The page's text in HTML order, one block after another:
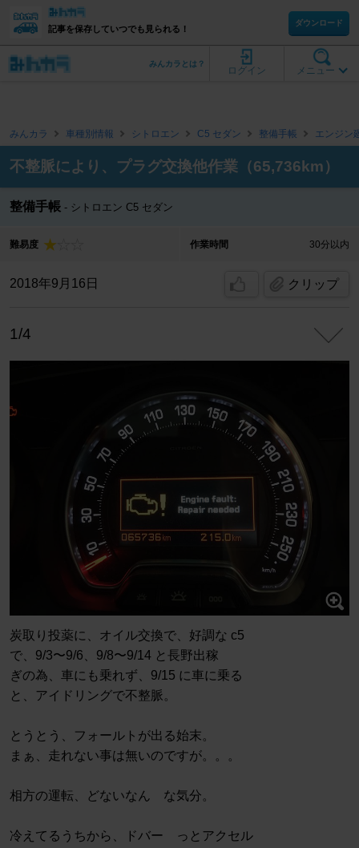
記事を保存していつでも見られる！
ダウンロード
メニュー
ログイン
みんカラとは？
みんカラ 車種別情報 シトロエン C5 セダン 整備手帳 エンジン
不整脈により、プラグ交換他作業（65,736km）
整備手帳 シトロエン C5 セダン
難易度 作業時間 30分以内
2018年9月16日 クリップ
1/4
炭取り投薬に、オイル交換で、好調な c5
で、9/3〜9/6、9/8〜9/14 と長野出稼
ぎの為、車にも乗れず、9/15 に車に乗る
と、アイドリングで不整脈。
とうとう、フォールトが出る始末。
まぁ、走れない事は無いのですが。。。
相方の運転、どないなん な気分。
冷えてるうちから、ドバー っとアクセル